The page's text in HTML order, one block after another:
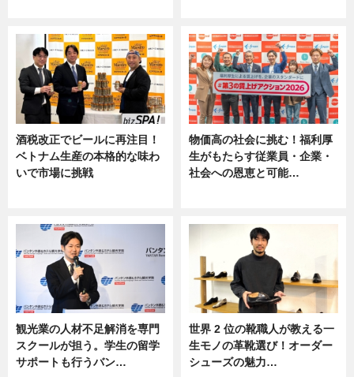
酒税改正でビールに再注目！
ベトナム生産の本格的な味わ
いで市場に挑戦
物価高の社会に挑む！福利厚
生がもたらす従業員・企業・
社会への恩恵と可能…
観光業の人材不足解消を専門
スクールが担う。学生の留学
サポートも行うバン…
世界 2 位の靴職人が教える一
生モノの革靴選び！オーダー
シューズの魅力…